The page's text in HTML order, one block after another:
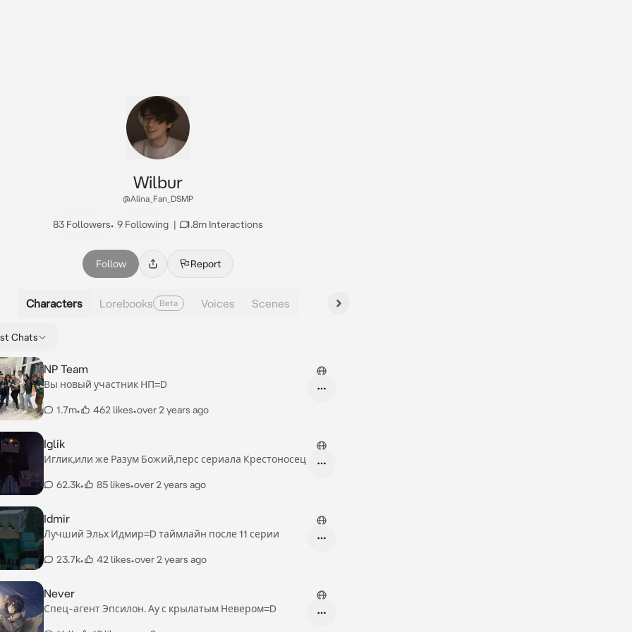
Wilbur
@Alina_Fan_DSMP
83 Followers• 9 Following | 1.8m Interactions
Follow Report
Characters Lorebooks Beta Voices Scenes
Chats
NP Team
Вы новый участник НП=D
1.7m• 462 likes•over 2 years ago
Iglik
Иглик,или же Разум Божий,перс сериала Крестоносец
62.3k• 85 likes•over 2 years ago
Idmir
Лучший Эльх Идмир=D таймлайн после 11 серии
23.7k• 42 likes•over 2 years ago
Never
Спец-агент Эпсилон. Ау с крылатым Невером=D